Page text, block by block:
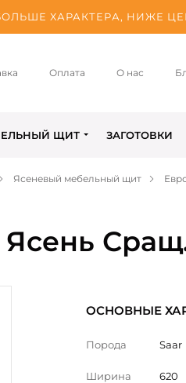
ХАРАКТЕРА, НИЖЕ
Оплата О нас
ЩИТ ЗАГОТОВКИ
Ясеневый мебельный щит
ОСНОВНЫЕ
Порода Saar
Ширина 620